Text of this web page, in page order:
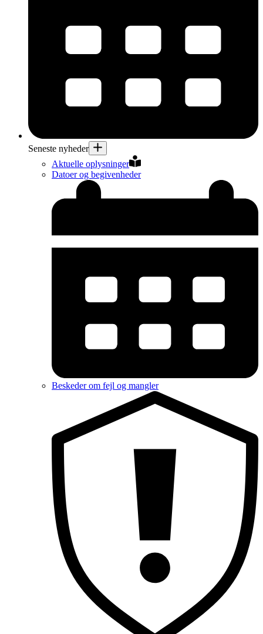
Seneste nyheder
Aktuelle oplysninger
Datoer og begivenheder
Beskeder om fejl og mangler